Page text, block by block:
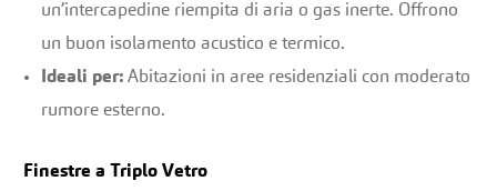
un’intercapedine riempita di aria o gas inerte. Offrono
un buon isolamento acustico e termico.
Ideali per: Abitazioni in aree residenziali con moderato
rumore esterno.
Finestre a Triplo Vetro